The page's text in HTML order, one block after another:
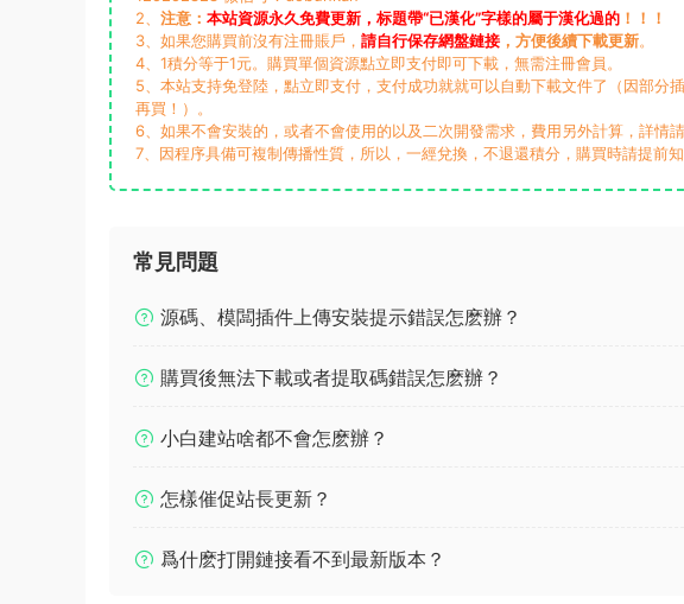
2、 注意： 本站資源永久免費更新，标題帶“已漢化”字樣的屬于漢化過的 ！！！
3、如果您購買前沒有注冊賬戶， 請自行保存網盤鏈接 ，方便後續下載更新。
4、1積分等于1元。購買單個資源點立即支付即可下載，無需注冊會員。
5、本站支持免登陸，點立即支付，支付成功就就可以自動下載文件了（因部分
再買！）。
6、如果不會安裝的，或者不會使用的以及二次開發需求，費用另外計算，詳情
7、因程序具備可複制傳播性質，所以，一經兌換，不退還積分，購買時請提前知
常見問題
源碼、模闆插件上傳安裝提示錯誤怎麽辦？
購買後無法下載或者提取碼錯誤怎麽辦？
小白建站啥都不會怎麽辦？
怎樣催促站長更新？
爲什麽打開鏈接看不到最新版本？